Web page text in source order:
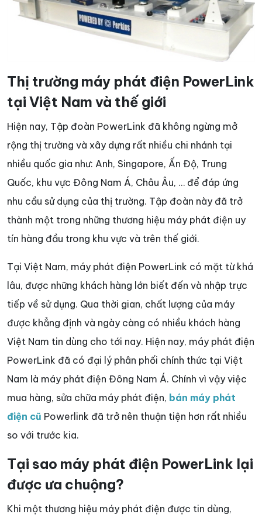
Thị trường máy phát điện PowerLink
tại Việt Nam và thế giới
Hiện nay, Tập đoàn PowerLink đã không ngừng mở
rộng thị trường và xây dựng rất nhiều chi nhánh tại
nhiều quốc gia như: Anh, Singapore, Ấn Độ, Trung
Quốc, khu vực Đông Nam Á, Châu Âu, … để đáp ứng
nhu cầu sử dụng của thị trường. Tập đoàn này đã trở
thành một trong những thương hiệu máy phát điện uy
tín hàng đầu trong khu vực và trên thế giới.
Tại Việt Nam, máy phát điện PowerLink có mặt từ khá
lâu, được những khách hàng lớn biết đến và nhập trực
tiếp về sử dụng. Qua thời gian, chất lượng của máy
được khẳng định và ngày càng có nhiều khách hàng
Việt Nam tin dùng cho tới nay. Hiện nay, máy phát điện
PowerLink đã có đại lý phân phối chính thức tại Việt
Nam là máy phát điện Đông Nam Á. Chính vì vậy việc
mua hàng, sửa chữa máy phát điện, bán máy phát
điện cũ Powerlink đã trở nên thuận tiện hơn rất nhiều
so với trước kia.
Tại sao máy phát điện PowerLink lại
được ưa chuộng?
Khi một thương hiệu máy phát điện được tin dùng,